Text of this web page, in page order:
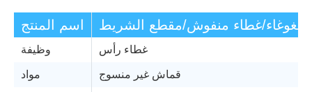
اسم المنتج غطاء منفوش/مقطع الشريط
وظيفة غطاء رأس
مواد قماش غير منسوج